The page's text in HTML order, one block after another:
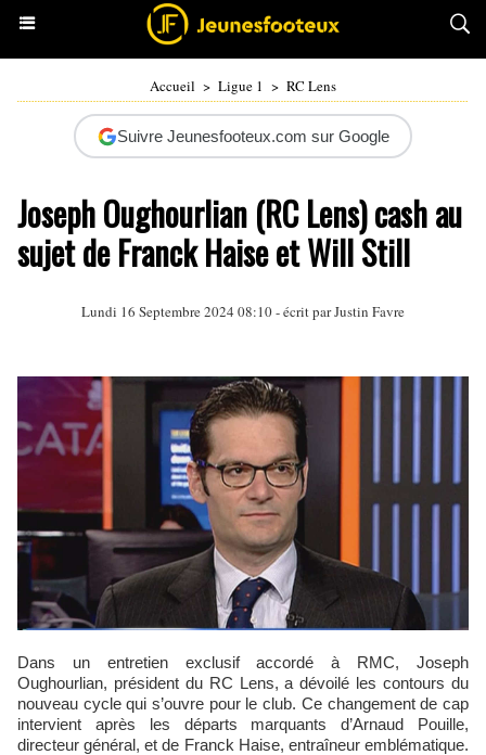
Accueil > Ligue 1 > RC Lens
Suivre Jeunesfooteux.com sur Google
Joseph Oughourlian (RC Lens) cash au
sujet de Franck Haise et Will Still
Lundi 16 Septembre 2024 08:10 - écrit parJustin Favre
Dans un entretien exclusif accordé à RMC, Joseph
Oughourlian, président du RC Lens, a dévoilé les contours du
nouveau cycle qui s’ouvre pour le club. Ce changement de cap
intervient après les départs marquants d’Arnaud Pouille,
directeur général, et de Franck Haise, entraîneur emblématique.